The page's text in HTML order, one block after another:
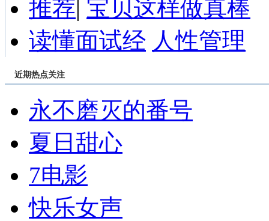
推荐| 宝贝这样做真棒
读懂面试经 人性管理
近期热点关注
永不磨灭的番号
夏日甜心
7电影
快乐女声